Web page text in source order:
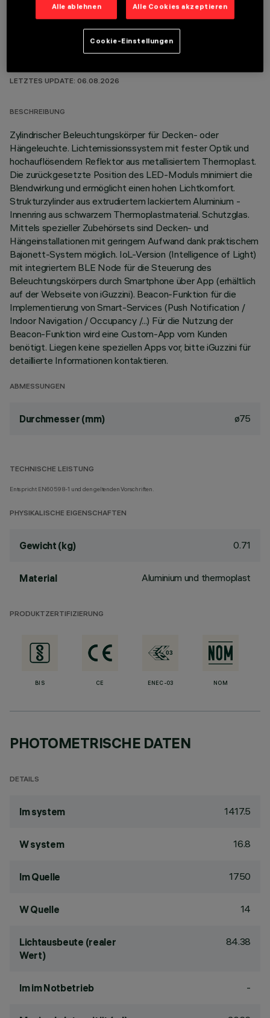
LETZTES UPDATE: 06.08.2026
BESCHREIBUNG
Zylindrischer Beleuchtungskörper für Decken- oder
Hängeleuchte. Lichtemissionssystem mit fester Optik und
hochauflösendem Reflektor aus metallisiertem Thermoplast.
Die zurückgesetzte Position des LED-Moduls minimiert die
Blendwirkung und ermöglicht einen hohen Lichtkomfort.
Strukturzylinder aus extrudiertem lackiertem Aluminium -
Innenring aus schwarzem Thermoplastmaterial. Schutzglas.
Mittels spezieller Zubehörsets sind Decken- und
Hängeinstallationen mit geringem Aufwand dank praktischem
Bajonett-System möglich. IoL-Version (Intelligence of Light)
mit integriertem BLE Node für die Steuerung des
Beleuchtungskörpers durch Smartphone über App (erhältlich
auf der Webseite von iGuzzini). Beacon-Funktion für die
Implementierung von Smart-Services (Push Notification /
Indoor Navigation / Occupancy /...) Für die Nutzung der
Beacon-Funktion wird eine Custom-App vom Kunden
benötigt. Liegen keine speziellen Apps vor, bitte iGuzzini für
detaillierte Informationen kontaktieren.
ABMESSUNGEN
Durchmesser (mm) ø75
TECHNISCHE LEISTUNG
Entspricht EN60598-1 und den geltenden Vorschriften.
PHYSIKALISCHE EIGENSCHAFTEN
Gewicht (kg) 0.71
Material Aluminium und thermoplast
PRODUKTZERTIFIZIERUNG
BIS CE ENEC-03 NOM
PHOTOMETRISCHE DATEN
DETAILS
lm system 1417.5
W system 16.8
lm Quelle 1750
W Quelle 14
Lichtausbeute (realer
Wert)
84.38
lm im Notbetrieb -
Alle ablehnen Alle Cookies akzeptieren
Cookie-Einstellungen